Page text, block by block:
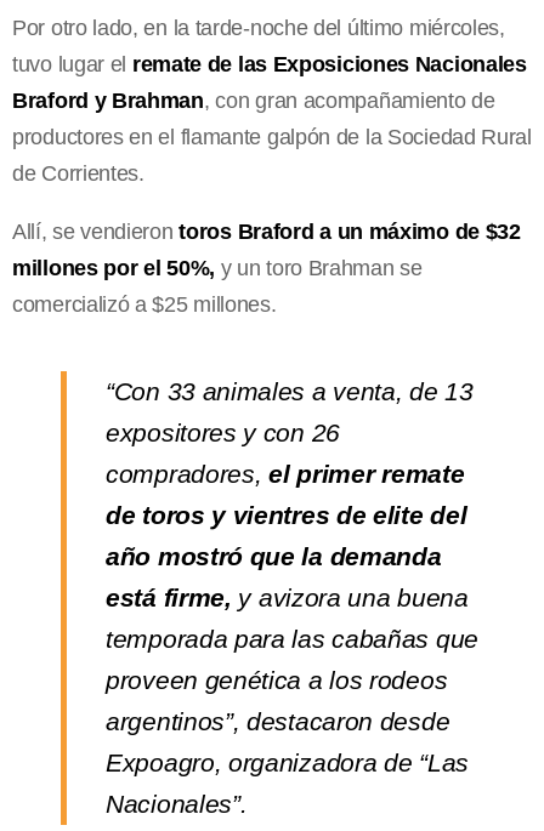
Por otro lado, en la tarde-noche del último miércoles,
tuvo lugar el remate de las Exposiciones Nacionales
Braford y Brahman, con gran acompañamiento de
productores en el flamante galpón de la Sociedad Rural
de Corrientes.
Allí, se vendierontoros Braford a un máximo de $32
millones por el 50%, y un toro Brahman se
comercializó a $25 millones.
“Con 33 animales a venta, de 13
expositores y con 26
compradores,el primer remate
de toros y vientres de elite del
año mostró que la demanda
está firme, y avizora una buena
temporada para las cabañas que
proveen genética a los rodeos
argentinos”, destacaron desde
Expoagro, organizadora de “Las
Nacionales”.